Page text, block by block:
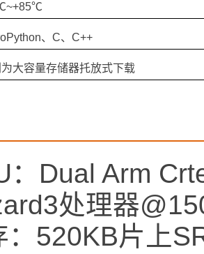
、C、C++
大容量存储器托放式下载
：Dual Arm
处理器
：520KB片上